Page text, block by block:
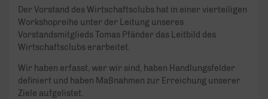
Der Vorstand des Wirtschaftsclubs hat in einer vierteiligen
Workshopreihe unter der Leitung unseres
Vorstandsmitglieds Tomas Pfänder das Leitbild des
Wirtschaftsclubs erarbeitet.
Wir haben erfasst, wer wir sind, haben Handlungsfelder
definiert und haben Maßnahmen zur Erreichung unserer
Ziele aufgelistet.